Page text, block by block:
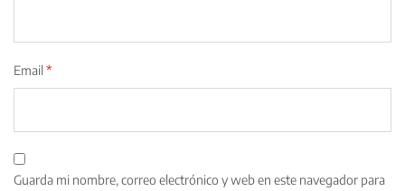
Email *
Guarda mi nombre, correo electrónico y web en este navegador para